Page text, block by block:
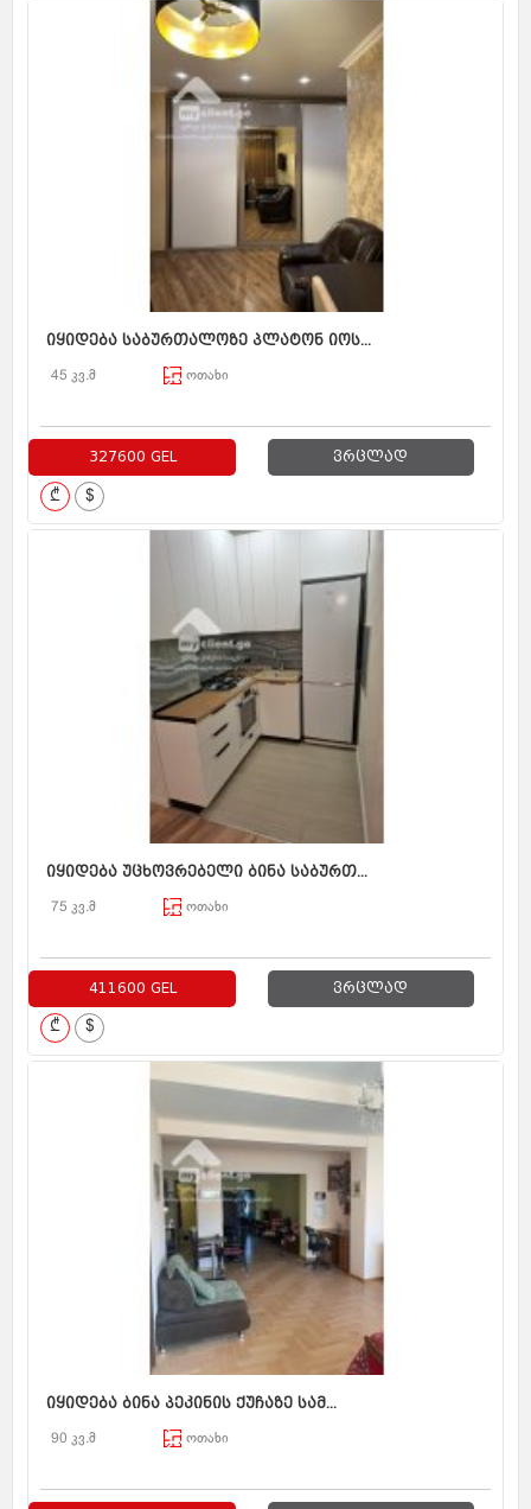
იყიდება საბურთალოზე პლატონ იოს...
45 კვ.მ ოთახი
327600 GEL ვრცლად
₾ $
იყიდება უცხოვრებელი ბინა საბურთ...
75 კვ.მ ოთახი
411600 GEL ვრცლად
₾ $
იყიდება ბინა პეკინის ქუჩაზე სამ...
90 კვ.მ ოთახი